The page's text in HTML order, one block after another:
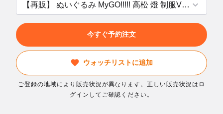
今すぐ予約注文
ウォッチリストに追加
ご登録の地域により販売状況が異なります。正しい販売状況はロ
グインしてご確認ください。